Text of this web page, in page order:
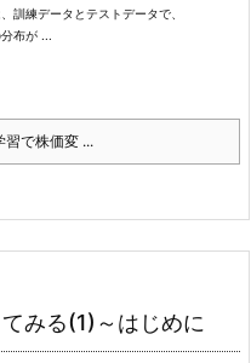
訓練データとテストデータで、
布が ...
習で株価変 ...
みる(1)～はじめに